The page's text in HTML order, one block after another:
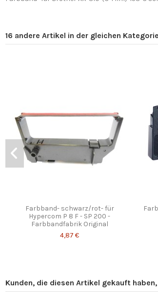
16 andere Artikel in der gleichen
Farbband- schwarz/rot- für
Hypercom P 8 F - SP 200 -
Farbbandfabrik Original
4,87 €
Kunden, die diesen Artikel gekauft